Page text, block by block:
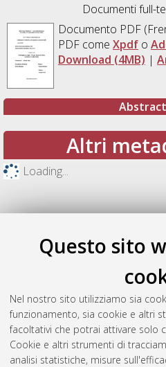
Questo sito
Nel nostro sito utilizziamo sia
funzionamento, sia cookie e altri
facoltativi che potrai attivare solo
Cookie e altri strumenti di
analisi statistiche, misure
Documenti full-
Documento PDF
PDF come Xpdfo
Download (4MB) |
Abstract
Altri
Loading...
Gestione del